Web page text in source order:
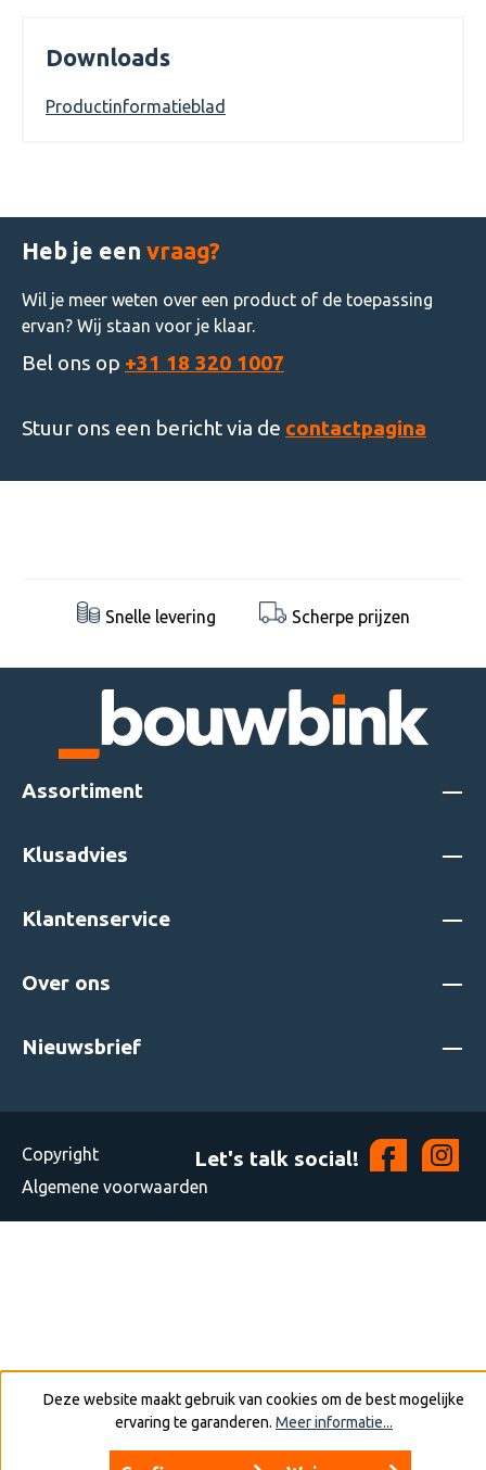
Downloads
Productinformatieblad
Heb je een vraag?
Wil je meer weten over een product of de toepassing
ervan? Wij staan voor je klaar.
Bel ons op +31 18 320 1007
Stuur ons een bericht via de contactpagina
Snelle levering Scherpe prijzen
Assortiment
Klusadvies
Klantenservice
Over ons
Nieuwsbrief
Copyright Let's talk social!
Algemene voorwaarden
Deze website maakt gebruik van cookies om de best mogelijke
ervaring te garanderen. Meer informatie...